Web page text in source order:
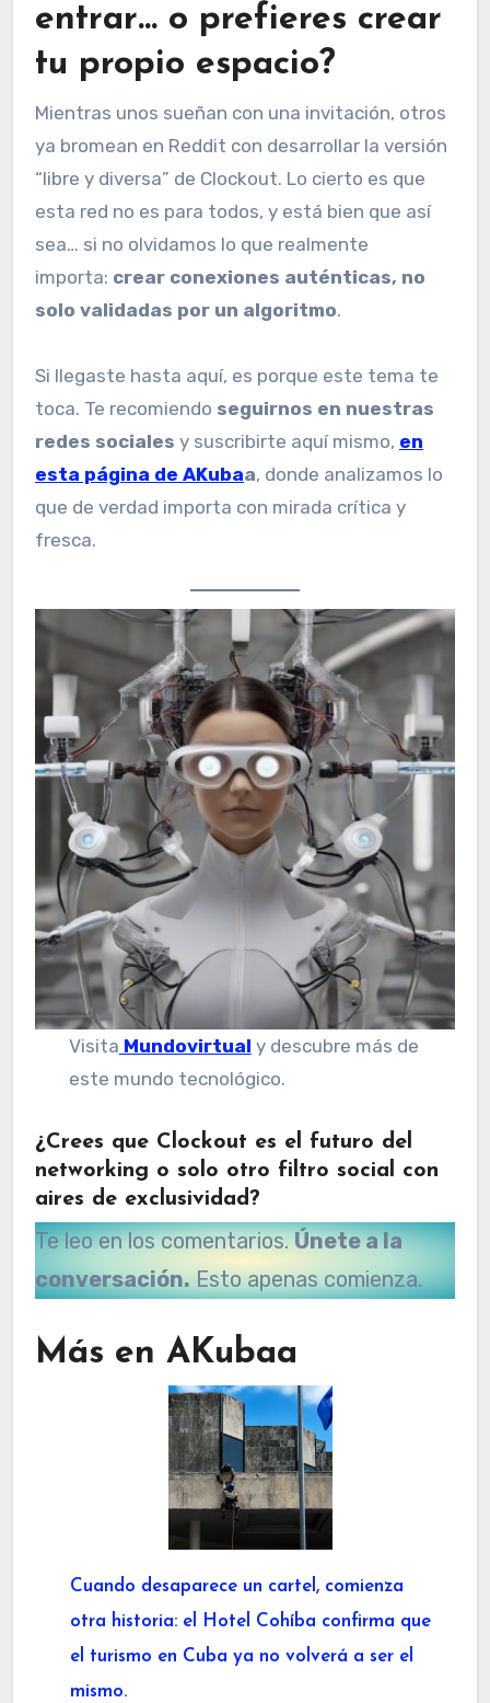
entrar… o prefieres crear
tu propio espacio?
Mientras unos sueñan con una invitación, otros
ya bromean en Reddit con desarrollar la versión
“libre y diversa” de Clockout. Lo cierto es que
esta red no es para todos, y está bien que así
sea… si no olvidamos lo que realmente
importa: crear conexiones auténticas, no
solo validadas por un algoritmo.
Si llegaste hasta aquí, es porque este tema te
toca. Te recomiendo seguirnos en nuestras
redes sociales y suscribirte aquí mismo, en
esta página de AKubaa, donde analizamos lo
que de verdad importa con mirada crítica y
fresca.
Visita Mundovirtual y descubre más de
este mundo tecnológico.
¿Crees que Clockout es el futuro del
networking o solo otro filtro social con
aires de exclusividad?
Te leo en los comentarios.Únete a la
conversación.Esto apenas comienza.
Más en AKubaa
Cuando desaparece un cartel, comienza
otra historia: el Hotel Cohíba confirma que
el turismo en Cuba ya no volverá a ser el
mismo.